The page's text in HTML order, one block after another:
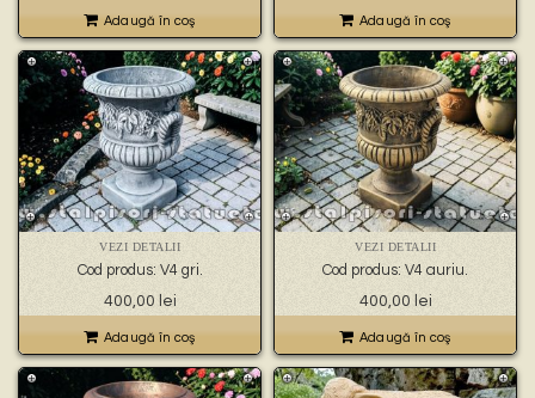
Adaugă în coş Adaugă în coş
VEZI DETALII
Cod produs: V4 gri.
400,00 lei
Adaugă în coş
VEZI DETALII
Cod produs: V4 auriu.
400,00 lei
Adaugă în coş